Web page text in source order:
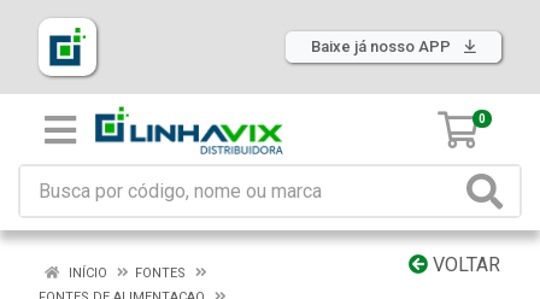
Baixe já nosso APP
0
VOLTAR
INÍCIO
FONTES